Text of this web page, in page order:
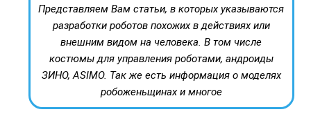
Представляем Вам статьи, в которых указываются
разработки роботов похожих в действиях или
внешним видом на человека. В том числе
костюмы для управления роботами, андроиды
ЗИНО, ASIMO. Так же есть информация о моделях
робоженьщинах и многое